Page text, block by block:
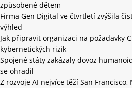
způsobené dětem
Firma Gen Digital ve čtvrtletí zvýšila
výhled
Jak připravit organizaci na požadavky
kybernetických rizik
Spojené státy zakázaly dovoz
se ohradil
Z rozvoje AI nejvíce těží San